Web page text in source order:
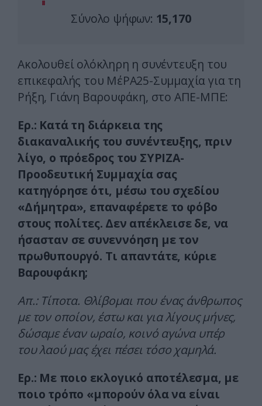
Σύνολο ψήφων: 15,170
Ακολουθεί ολόκληρη η συνέντευξη του
επικεφαλής του ΜέΡΑ25-Συμμαχία για τη
Ρήξη, Γιάνη Βαρουφάκη, στο ΑΠΕ-ΜΠΕ:
Ερ.: Κατά τη διάρκεια της
διακαναλικής του συνέντευξης, πριν
λίγο, ο πρόεδρος του ΣΥΡΙΖΑ-
Προοδευτική Συμμαχία σας
κατηγόρησε ότι, μέσω του σχεδίου
«Δήμητρα», επαναφέρετε το φόβο
στους πολίτες. Δεν απέκλεισε δε, να
ήσασταν σε συνεννόηση με τον
πρωθυπουργό. Τι απαντάτε, κύριε
Βαρουφάκη;
Απ.: Τίποτα. Θλίβομαι που ένας άνθρωπος
με τον οποίον, έστω και για λίγους μήνες,
δώσαμε έναν ωραίο, κοινό αγώνα υπέρ
του λαού μας έχει πέσει τόσο χαμηλά.
Ερ.: Με ποιο εκλογικό αποτέλεσμα, με
ποιο τρόπο «μπορούν όλα να είναι